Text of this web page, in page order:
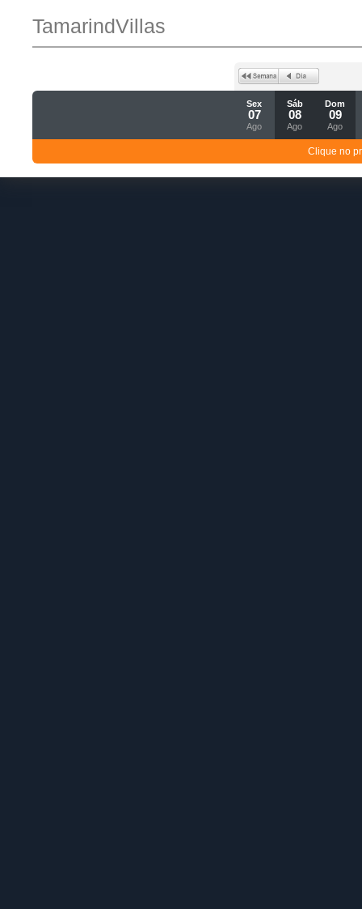
TamarindVillas
Sex
07
Ago
Sáb
08
Ago
Dom
09
Ago
Clique no